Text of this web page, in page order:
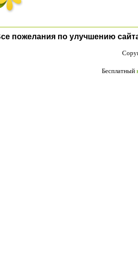
пожелания по улучшению
Бесплатный